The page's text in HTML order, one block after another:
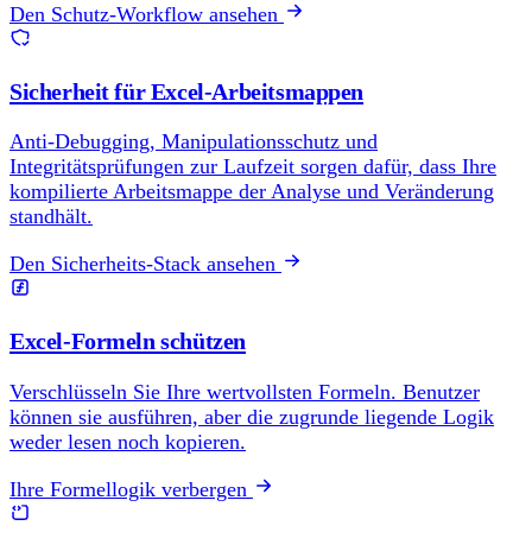
Den Schutz-Workflow ansehen
Sicherheit für Excel-Arbeitsmappen
Anti-Debugging, Manipulationsschutz und
Integritätsprüfungen zur Laufzeit sorgen dafür, dass Ihre
kompilierte Arbeitsmappe der Analyse und Veränderung
standhält.
Den Sicherheits-Stack ansehen
Excel-Formeln schützen
Verschlüsseln Sie Ihre wertvollsten Formeln. Benutzer
können sie ausführen, aber die zugrunde liegende Logik
weder lesen noch kopieren.
Ihre Formellogik verbergen